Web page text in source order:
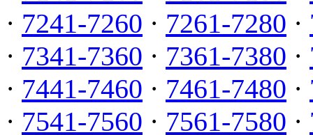
· 7241-7260 · 7261-7280 ·
· 7341-7360 · 7361-7380 ·
· 7441-7460 · 7461-7480 ·
· 7541-7560 · 7561-7580 ·